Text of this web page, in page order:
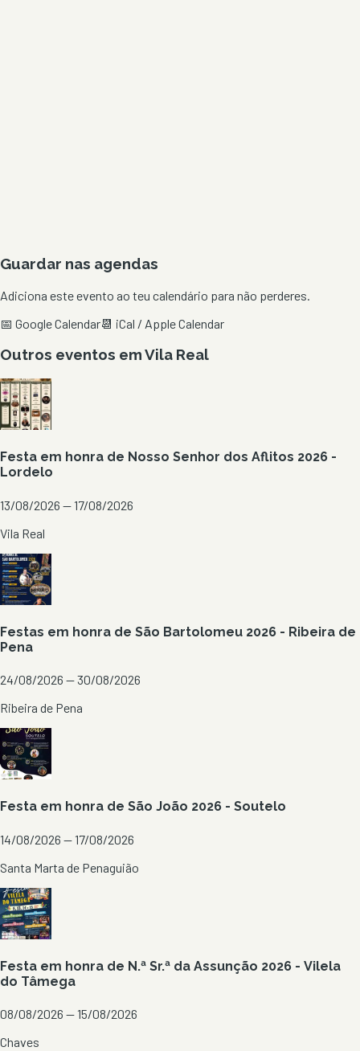
Guardar nas agendas
Adiciona este evento ao teu calendário para não perderes.
📅 Google Calendar📆 iCal / Apple Calendar
Outros eventos emVila Real
Festa em honra de Nosso Senhor dos Aflitos 2026 -
Lordelo
13/08/2026 — 17/08/2026
Vila Real
Festas em honra de São Bartolomeu 2026 - Ribeira de
Pena
24/08/2026 — 30/08/2026
Ribeira de Pena
Festa em honra de São João 2026 - Soutelo
14/08/2026 — 17/08/2026
Santa Marta de Penaguião
Festa em honra de N.ª Sr.ª da Assunção 2026 - Vilela
do Tâmega
08/08/2026 — 15/08/2026
Chaves